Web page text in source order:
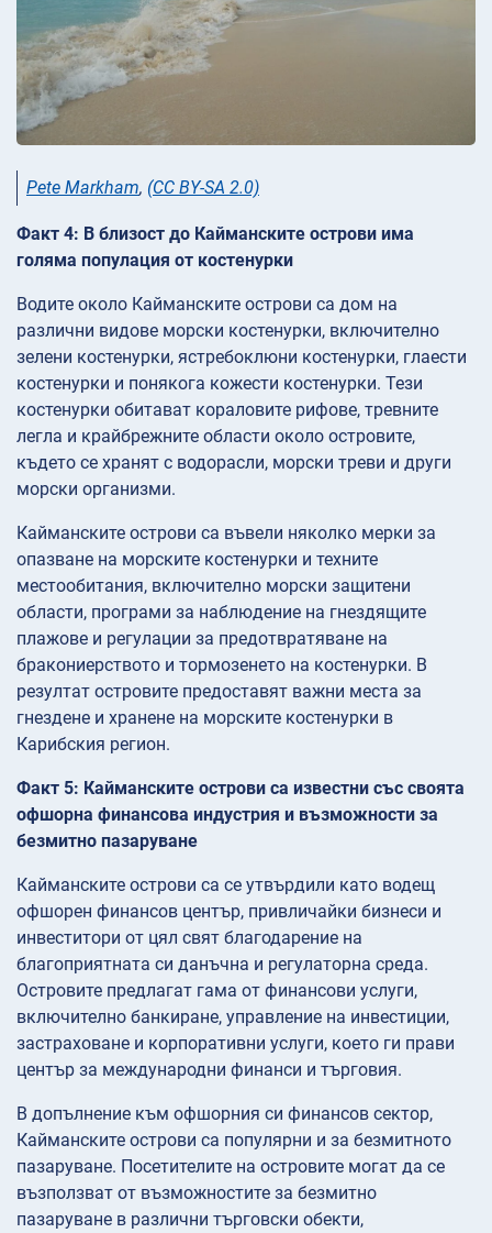
Pete Markham, (CC BY-SA 2.0)
Факт 4: В близост до Кайманските острови има
голяма популация от костенурки
Водите около Кайманските острови са дом на
различни видове морски костенурки, включително
зелени костенурки, ястребоклюни костенурки, глаести
костенурки и понякога кожести костенурки. Тези
костенурки обитават кораловите рифове, тревните
легла и крайбрежните области около островите,
където се хранят с водорасли, морски треви и други
морски организми.
Кайманските острови са въвели няколко мерки за
опазване на морските костенурки и техните
местообитания, включително морски защитени
области, програми за наблюдение на гнездящите
плажове и регулации за предотвратяване на
бракониерството и тормозенето на костенурки. В
резултат островите предоставят важни места за
гнездене и хранене на морските костенурки в
Карибския регион.
Факт 5: Кайманските острови са известни със своята
офшорна финансова индустрия и възможности за
безмитно пазаруване
Кайманските острови са се утвърдили като водещ
офшорен финансов център, привличайки бизнеси и
инвеститори от цял свят благодарение на
благоприятната си данъчна и регулаторна среда.
Островите предлагат гама от финансови услуги,
включително банкиране, управление на инвестиции,
застраховане и корпоративни услуги, което ги прави
център за международни финанси и търговия.
В допълнение към офшорния си финансов сектор,
Кайманските острови са популярни и за безмитното
пазаруване. Посетителите на островите могат да се
възползват от възможностите за безмитно
пазаруване в различни търговски обекти,